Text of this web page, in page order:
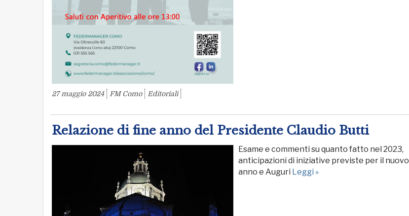
27 maggio 2024 FM Como Editoriali
Relazione di fine anno del Presidente Claudio Butti
Esame e commenti su quanto fatto nel 2023,
anticipazioni di iniziative previste per il nuovo
anno e Auguri Leggi »